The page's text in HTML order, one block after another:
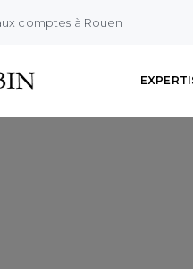
comptes à Rouen